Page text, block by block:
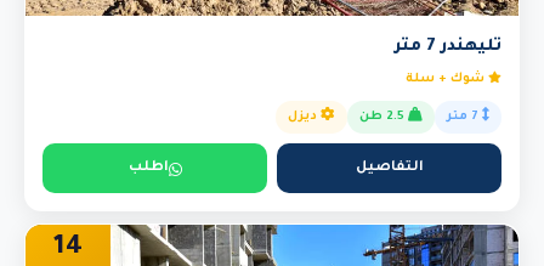
تليهندر 7 متر
شوك + سلة
ديزل
التفاصيل اطلب
14